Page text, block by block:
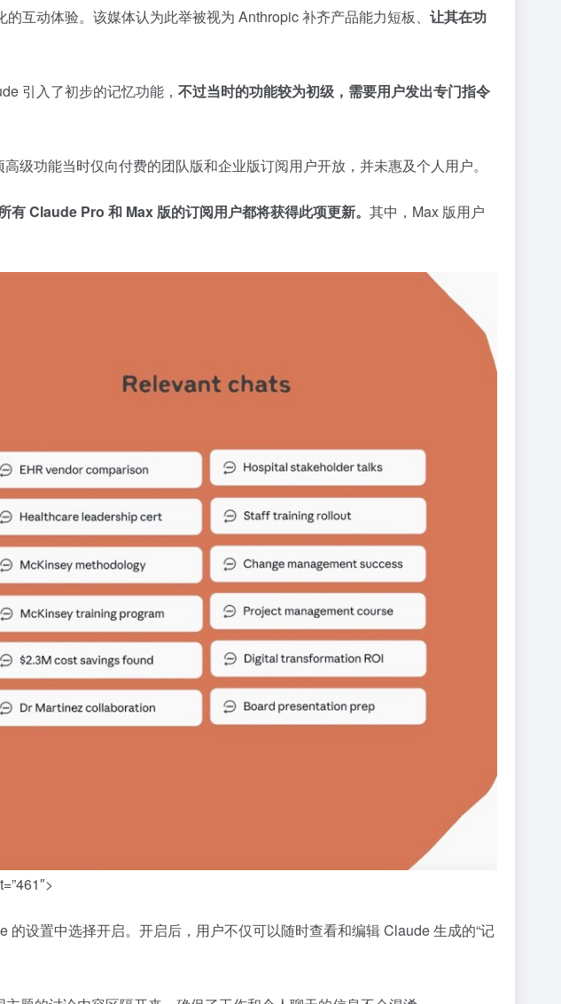
互动体验。该媒体认为此举被视为 Anthropic 补齐产品能力短板、 让其在功
引入了初步的记忆功能， 不过当时的功能较为初级，需要用户发出专门指令
功能当时仅向付费的团队版和企业版订阅用户开放，并未惠及个人用户。
有 Claude Pro 和 Max 版的订阅用户都将获得此项更新。 其中，Max 版用户
设置中选择开启。开启后，用户不仅可以随时查看和编辑 Claude 生成的“记